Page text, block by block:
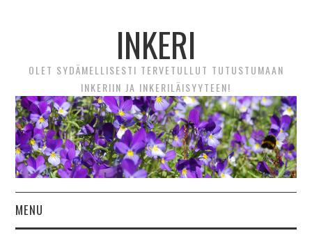
INKERI
OLET SYDÄMELLISESTI TERVETULLUT TUTUSTUMAAN
INKERIIN JA INKERILÄISYYTEEN!
MENU